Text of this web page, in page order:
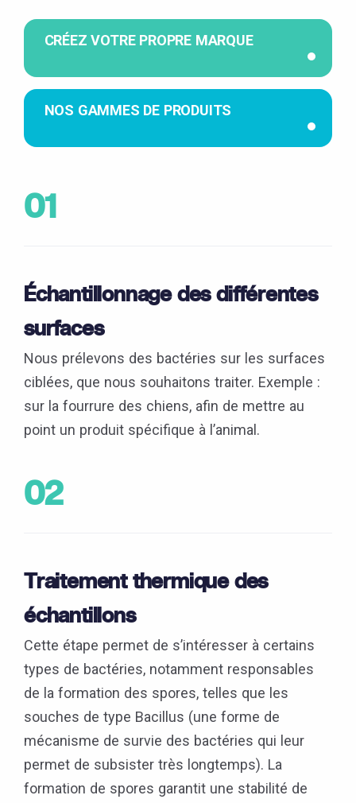
CRÉEZ VOTRE PROPRE MARQUE
NOS GAMMES DE PRODUITS
01
Échantillonnage des différentes
surfaces
Nous prélevons des bactéries sur les surfaces
ciblées, que nous souhaitons traiter. Exemple :
sur la fourrure des chiens, afin de mettre au
point un produit spécifique à l’animal.
02
Traitement thermique des
échantillons
Cette étape permet de s’intéresser à certains
types de bactéries, notamment responsables
de la formation des spores, telles que les
souches de type Bacillus (une forme de
mécanisme de survie des bactéries qui leur
permet de subsister très longtemps). La
formation de spores garantit une stabilité de